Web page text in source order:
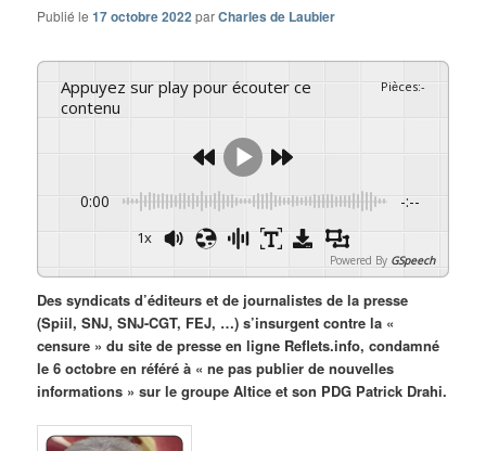
Publié le17 octobre 2022parCharles de Laubier
Appuyez sur play pour écouter ce
contenu
Pièces:-
0:00 -:--
1x
Powered By GSpeech
Des syndicats d’éditeurs et de journalistes de la presse
(Spiil, SNJ, SNJ-CGT, FEJ, …) s’insurgent contre la «
censure » du site de presse en ligne Reflets.info, condamné
le 6 octobre en référé à « ne pas publier de nouvelles
informations » sur le groupe Altice et son PDG Patrick Drahi.